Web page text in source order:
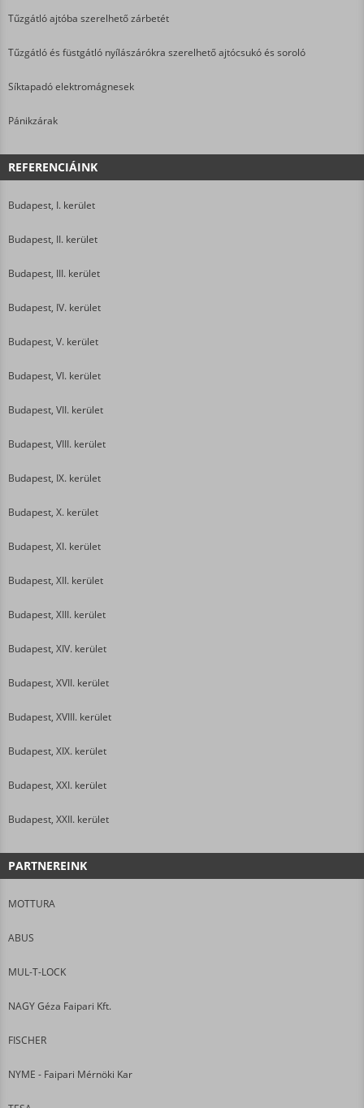
Tűzgátló ajtóba szerelhető zárbetét
Tűzgátló és füstgátló nyílászárókra szerelhető ajtócsukó és soroló
Síktapadó elektromágnesek
Pánikzárak
REFERENCIÁINK
Budapest, I. kerület
Budapest, II. kerület
Budapest, III. kerület
Budapest, IV. kerület
Budapest, V. kerület
Budapest, VI. kerület
Budapest, VII. kerület
Budapest, VIII. kerület
Budapest, IX. kerület
Budapest, X. kerület
Budapest, XI. kerület
Budapest, XII. kerület
Budapest, XIII. kerület
Budapest, XIV. kerület
Budapest, XVII. kerület
Budapest, XVIII. kerület
Budapest, XIX. kerület
Budapest, XXI. kerület
Budapest, XXII. kerület
PARTNEREINK
MOTTURA
ABUS
MUL-T-LOCK
NAGY Géza Faipari Kft.
FISCHER
NYME - Faipari Mérnöki Kar